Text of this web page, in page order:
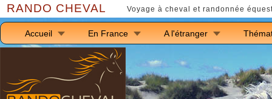
RANDO CHEVAL Voyage à cheval et randonnée
Accueil En France A l'étranger